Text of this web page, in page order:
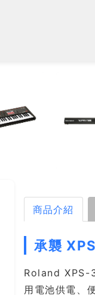
商品介紹
承襲
Roland XPS-
用電池供電、